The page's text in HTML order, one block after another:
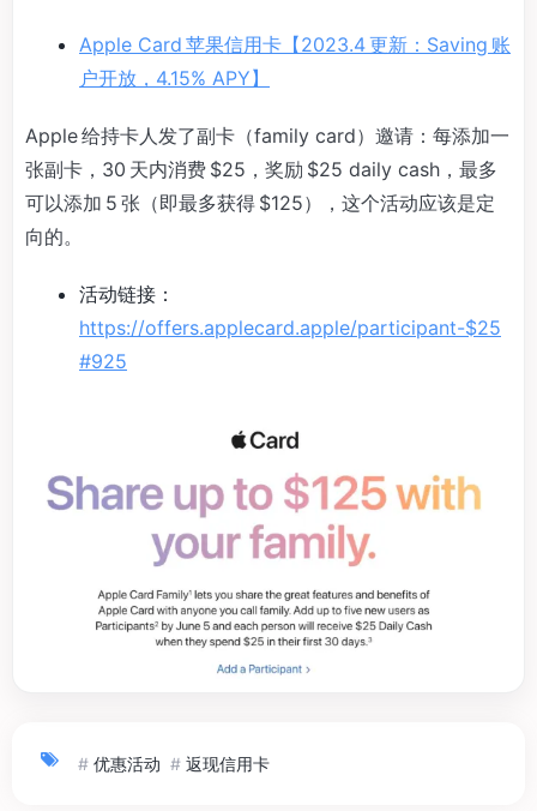
Apple Card 苹果信用卡【2023.4 更新：Saving 账
户开放，4.15% APY】
Apple 给持卡人发了副卡（family card）邀请：每添加一
张副卡，30 天内消费 $25，奖励 $25 daily cash，最多
可以添加 5 张（即最多获得 $125），这个活动应该是定
向的。
活动链接：
https://offers.applecard.apple/participant-$25
#925
# 优惠活动 # 返现信用卡